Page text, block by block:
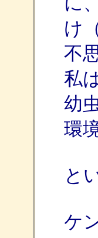
け
不
私
幼
環
と
ケ